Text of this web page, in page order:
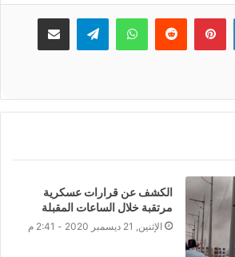
لينكدإنبينتيريست واتسابتيلقرام مشاركة عبر البريد
الكشف عن قرارات عسكرية
مرتقبة خلال الساعات المقبلة
الإثنين, 21 ديسمبر 2020 - 2:41 م